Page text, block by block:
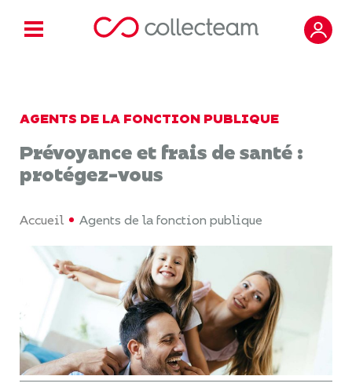
AGENTS DE LA FONCTION PUBLIQUE
Prévoyance et frais de santé :
protégez-vous
Accueil Agents de la fonction publique